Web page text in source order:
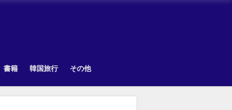
書籍 韓国旅行 その他